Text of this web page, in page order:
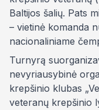
Baltijos šalių. Pats
– vietinė komanda
nacionaliniame
Turnyrą
nevyriausybinė
krepšinio klubas
veteranų krepšinio